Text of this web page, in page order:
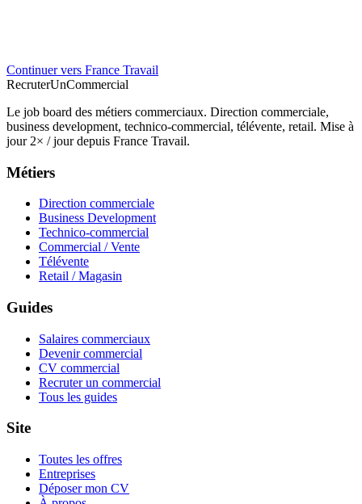
Continuer vers France Travail
RecruterUnCommercial
Le job board des métiers commerciaux. Direction commerciale,
business development, technico-commercial, télévente, retail. Mise à
jour 2× / jour depuis France Travail.
Métiers
Direction commerciale
Business Development
Technico-commercial
Commercial / Vente
Télévente
Retail / Magasin
Guides
Salaires commerciaux
Devenir commercial
CV commercial
Recruter un commercial
Tous les guides
Site
Toutes les offres
Entreprises
Déposer mon CV